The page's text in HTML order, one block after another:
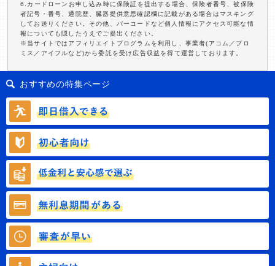
6.カードローンお申し込み時に保険証を提出する場合、保険者番号、被保険
者記号・番号、通院歴、臓器提供意思確認欄に記載がある場合はマスキング
してお送りください。その他、バーコードなど個人情報にアクセス可能な情
報についても隠したうえでご提出ください。
※当サイトではアフィリエイトプログラムを利用し、事業者(アコム／プロ
ミス／アイフルなど)から委託を受け広告収益を得て運営しております。
おすすめの特集ページ